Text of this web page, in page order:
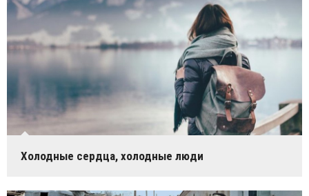
Холодные сердца, холодные люди